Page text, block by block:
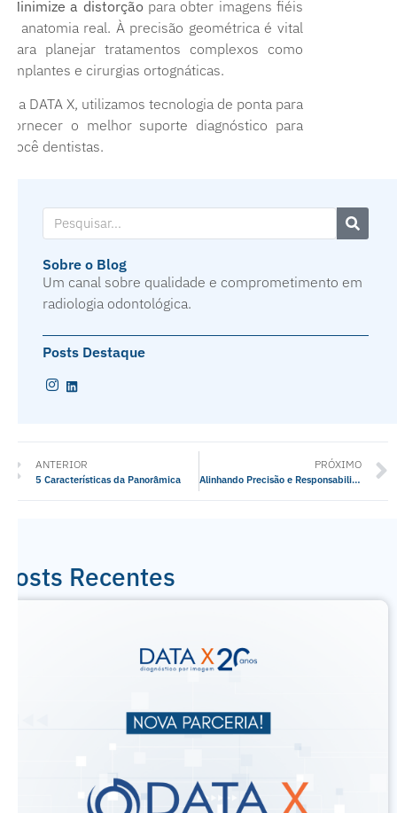
Minimize a distorçãopara obter imagens fiéis
à anatomia real. À precisão geométrica é vital
para planejar tratamentos complexos como
implantes e cirurgias ortognáticas.
Na DATA X, utilizamos tecnologia de ponta para
fornecer o melhor suporte diagnóstico para
você dentistas.
Sobre o Blog
Um canal sobre qualidade e comprometimento em
radiologia odontológica.
Posts Destaque
ANTERIOR
5 Características da Panorâmica
PRÓXIMO
Alinhando Precisão e Responsabilidade
Posts Recentes